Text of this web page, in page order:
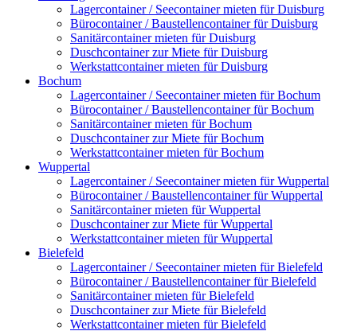
Lagercontainer / Seecontainer mieten für Duisburg
Bürocontainer / Baustellencontainer für Duisburg
Sanitärcontainer mieten für Duisburg
Duschcontainer zur Miete für Duisburg
Werkstattcontainer mieten für Duisburg
Bochum
Lagercontainer / Seecontainer mieten für Bochum
Bürocontainer / Baustellencontainer für Bochum
Sanitärcontainer mieten für Bochum
Duschcontainer zur Miete für Bochum
Werkstattcontainer mieten für Bochum
Wuppertal
Lagercontainer / Seecontainer mieten für Wuppertal
Bürocontainer / Baustellencontainer für Wuppertal
Sanitärcontainer mieten für Wuppertal
Duschcontainer zur Miete für Wuppertal
Werkstattcontainer mieten für Wuppertal
Bielefeld
Lagercontainer / Seecontainer mieten für Bielefeld
Bürocontainer / Baustellencontainer für Bielefeld
Sanitärcontainer mieten für Bielefeld
Duschcontainer zur Miete für Bielefeld
Werkstattcontainer mieten für Bielefeld